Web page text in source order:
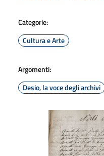
Categorie:
Cultura e Arte
Argomenti:
Desio, la voce degli archivi